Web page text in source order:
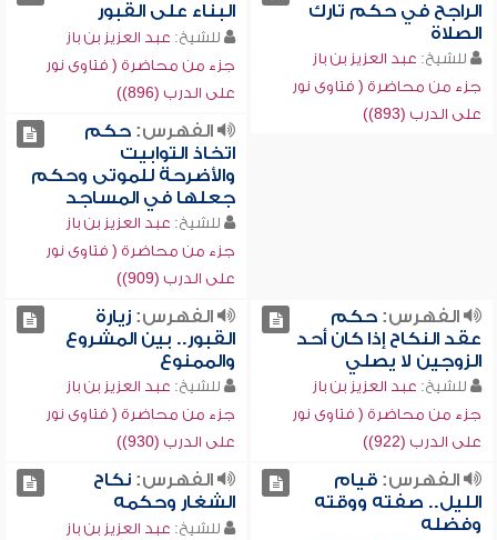
الراجح في حكم تارك
الصلاة
للشيخ: عبد العزيز بن باز
جزء من محاضرة ( فتاوى نور
على الدرب (893))
البناء على القبور
للشيخ: عبد العزيز بن باز
جزء من محاضرة ( فتاوى نور
على الدرب (896))
الفهرس:حكم
اتخاذ التوابيت
والأضرحة للموتى وحكم
جعلها في المساجد
للشيخ: عبد العزيز بن باز
جزء من محاضرة ( فتاوى نور
على الدرب (909))
الفهرس:حكم
عقد النكاح إذا كان أحد
الزوجين لا يصلي
للشيخ: عبد العزيز بن باز
جزء من محاضرة ( فتاوى نور
على الدرب (922))
الفهرس:زيارة
القبور.. بين المشروع
والممنوع
للشيخ: عبد العزيز بن باز
جزء من محاضرة ( فتاوى نور
على الدرب (930))
الفهرس:قيام
الليل.. صفته ووقته
وفضله
الفهرس:نكاح
الشغار وحكمه
للشيخ: عبد العزيز بن باز